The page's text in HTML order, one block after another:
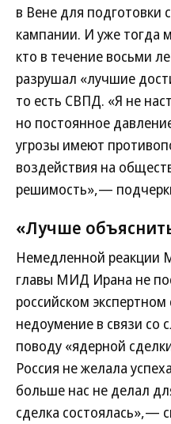
в Вене для подготовки
кампании. И уже тогда
кто в течение восьми
разрушал «лучшие
то есть СВПД. «Я не
но постоянное
угрозы имеют
воздействия на
решимость»,—
«Лучше
Немедленной реакции
главы МИД Ирана не
российском
недоумение в связи со
поводу «ядерной
Россия не желала
больше нас не делал
сделка состоялась»,—